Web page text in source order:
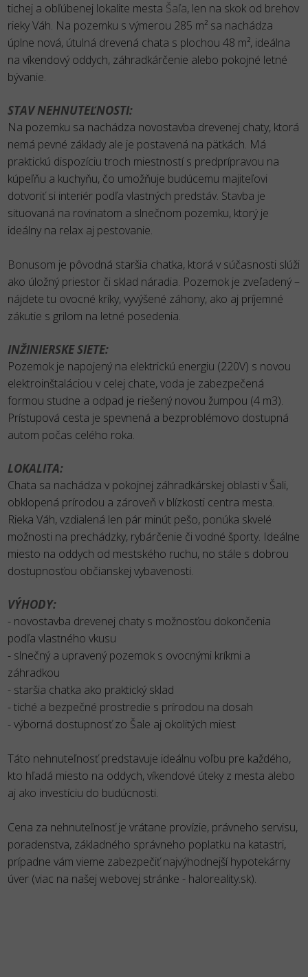
tichej a obľúbenej lokalite mesta Šaľa, len na skok od brehov
rieky Váh. Na pozemku s výmerou 285 m² sa nachádza
úplne nová, útulná drevená chata s plochou 48 m², ideálna
na víkendový oddych, záhradkárčenie alebo pokojné letné
bývanie.
STAV NEHNUTEĽNOSTI:
Na pozemku sa nachádza novostavba drevenej chaty, ktorá
nemá pevné základy ale je postavená na pätkách. Má
praktickú dispozíciu troch miestností s predprípravou na
kúpeľňu a kuchyňu, čo umožňuje budúcemu majiteľovi
dotvoriť si interiér podľa vlastných predstáv. Stavba je
situovaná na rovinatom a slnečnom pozemku, ktorý je
ideálny na relax aj pestovanie.
Bonusom je pôvodná staršia chatka, ktorá v súčasnosti slúži
ako úložný priestor či sklad náradia. Pozemok je zveľadený –
nájdete tu ovocné kríky, vyvýšené záhony, ako aj príjemné
zákutie s grilom na letné posedenia.
INŽINIERSKE SIETE:
Pozemok je napojený na elektrickú energiu (220V) s novou
elektroinštaláciou v celej chate, voda je zabezpečená
formou studne a odpad je riešený novou žumpou (4 m3).
Prístupová cesta je spevnená a bezproblémovo dostupná
autom počas celého roka.
LOKALITA:
Chata sa nachádza v pokojnej záhradkárskej oblasti v Šali,
obklopená prírodou a zároveň v blízkosti centra mesta.
Rieka Váh, vzdialená len pár minút pešo, ponúka skvelé
možnosti na prechádzky, rybárčenie či vodné športy. Ideálne
miesto na oddych od mestského ruchu, no stále s dobrou
dostupnosťou občianskej vybavenosti.
VÝHODY:
- novostavba drevenej chaty s možnosťou dokončenia
podľa vlastného vkusu
- slnečný a upravený pozemok s ovocnými kríkmi a
záhradkou
- staršia chatka ako praktický sklad
- tiché a bezpečné prostredie s prírodou na dosah
- výborná dostupnosť zo Šale aj okolitých miest
Táto nehnuteľnosť predstavuje ideálnu voľbu pre každého,
kto hľadá miesto na oddych, víkendové úteky z mesta alebo
aj ako investíciu do budúcnosti.
Cena za nehnuteľnosť je vrátane provízie, právneho servisu,
poradenstva, základného správneho poplatku na katastri,
prípadne vám vieme zabezpečiť najvýhodnejší hypotekárny
úver (viac na našej webovej stránke - haloreality.sk).